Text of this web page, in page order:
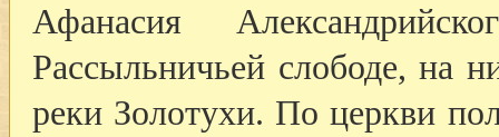
Афанасия
Рассыльничьей слободе, на
реки Золотухи. По церкви